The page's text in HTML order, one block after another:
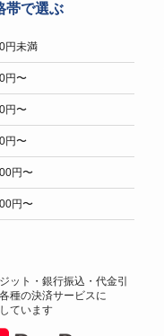
帯で選ぶ
円未満
円〜
円〜
円〜
円〜
円〜
ット・銀行振込・代金引
種の決済サービスに
ています